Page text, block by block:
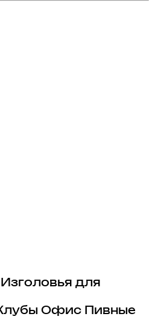
Изголовья для
Офис
Пивные